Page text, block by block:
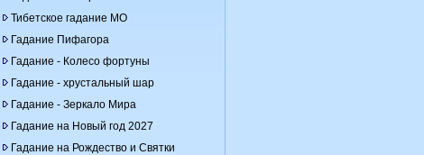
Тибетское гадание МО
Гадание Пифагора
Гадание - Колесо фортуны
Гадание - хрустальный шар
Гадание - Зеркало Мира
Гадание на Новый год 2027
Гадание на Рождество и Святки